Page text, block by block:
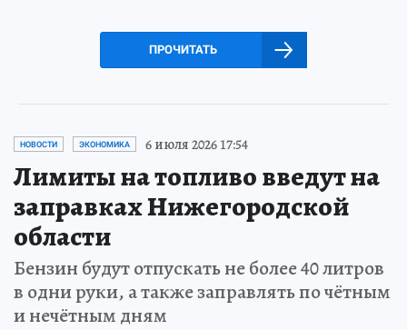
ПРОЧИТАТЬ
НОВОСТИ ЭКОНОМИКА 6 июля 2026 17:54
Лимиты на топливо введут на
заправках Нижегородской
области
Бензин будут отпускать не более 40 литров
в одни руки, а также заправлять по чётным
и нечётным дням